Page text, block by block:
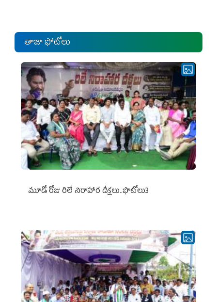
తాజా ఫోటోలు
మూడో రోజు రిలే నిరాహార దీక్షలు..ఫొటోలు3